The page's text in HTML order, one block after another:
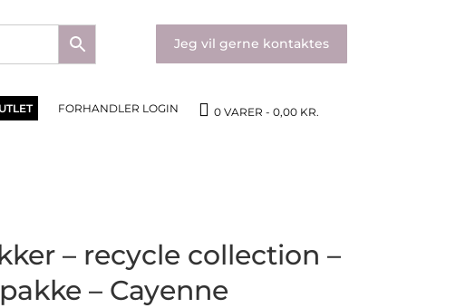
Jeg vil gerne kontaktes
FORHANDLER LOGIN 0 VARER 0,00 KR.
– recycle collection –
– Cayenne